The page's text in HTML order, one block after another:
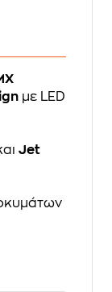
με LED
Jet